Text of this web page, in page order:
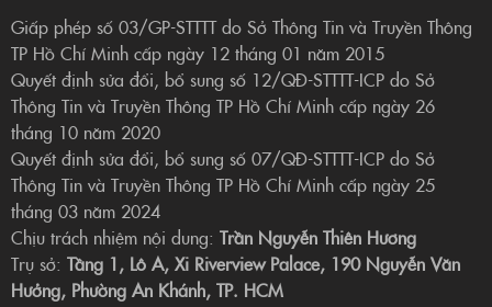
Giấp phép số 03/GP-STTTT do Sở Thông Tin và Truyền Thông
TP Hồ Chí Minh cấp ngày 12 tháng 01 năm 2015
Quyết định sửa đổi, bổ sung số 12/QĐ-STTTT-ICP do Sở
Thông Tin và Truyền Thông TP Hồ Chí Minh cấp ngày 26
tháng 10 năm 2020
Quyết định sửa đổi, bổ sung số 07/QĐ-STTTT-ICP do Sở
Thông Tin và Truyền Thông TP Hồ Chí Minh cấp ngày 25
tháng 03 năm 2024
Chịu trách nhiệm nội dung: Trần Nguyễn Thiên Hương
Trụ sở: Tầng 1, Lô A, Xi Riverview Palace, 190 Nguyễn Văn
Hưởng, Phường An Khánh, TP. HCM